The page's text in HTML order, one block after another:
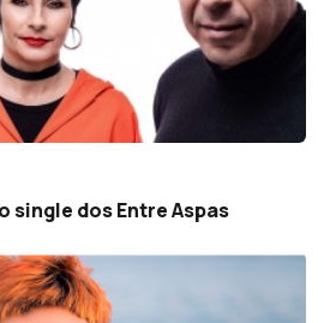
single dos Entre Aspas